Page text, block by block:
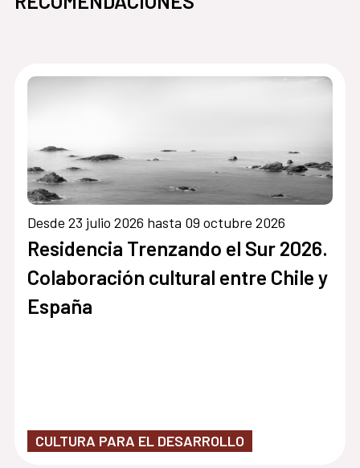
Desde 23 julio 2026 hasta 09 octubre 2026
Residencia Trenzando el Sur 2026.
Colaboración cultural entre Chile y
España
CULTURA PARA EL DESARROLLO